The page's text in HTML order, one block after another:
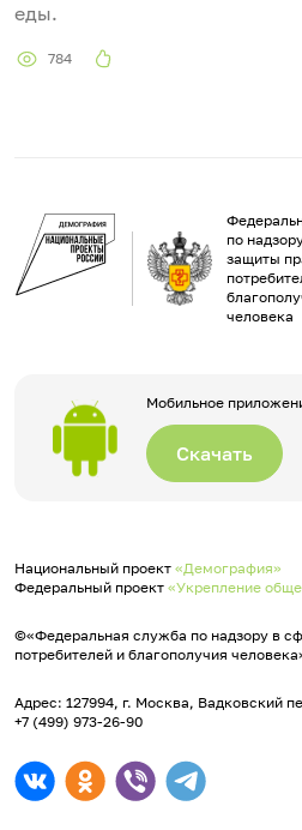
еды.
784
по
защиты
человека
Мобильное
Скачать
Национальный проект «Демография»
Федеральный проект «Укрепление
©«Федеральная служба по надзору в
потребителей и благополучия
Адрес: 127994, г. Москва, Вадковский
+7 (499) 973-26-90